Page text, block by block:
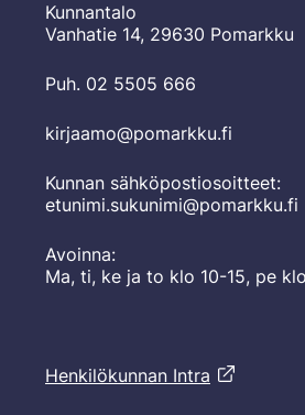
Kunnantalo
Vanhatie 14, 29630 Pomarkku
Puh. 02 5505 666
kirjaamo@pomarkku.fi
Kunnan sähköpostiosoitteet:
etunimi.sukunimi@pomarkku.fi
Avoinna:
Ma, ti, ke ja to klo 10-15, pe
Henkilökunnan Intra